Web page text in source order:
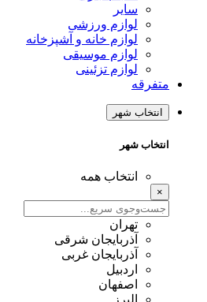
سایر
لوازم ورزشی
لوازم خانه و آشپزخانه
لوازم موسیقی
لوازم تزئینی
متفرقه
انتخاب شهر
انتخاب شهر
انتخاب همه
×
تهران
آذربایجان شرقی
آذربایجان غربی
اردبیل
اصفهان
البرز